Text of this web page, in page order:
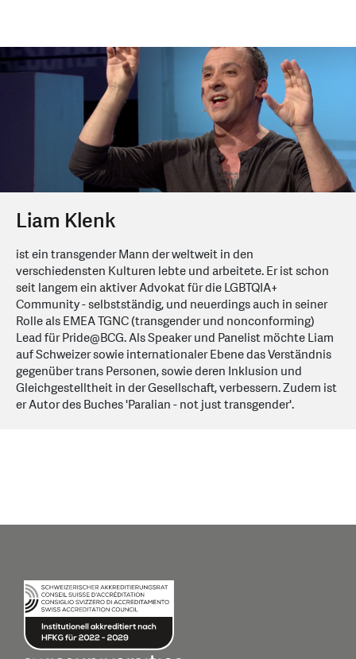
Liam Klenk
ist ein transgender Mann der weltweit in den
verschiedensten Kulturen lebte und arbeitete. Er ist schon
seit langem ein aktiver Advokat für die LGBTQIA+
Community - selbstständig, und neuerdings auch in seiner
Rolle als EMEA TGNC (transgender und nonconforming)
Lead für Pride@BCG. Als Speaker und Panelist möchte Liam
auf Schweizer sowie internationaler Ebene das Verständnis
gegenüber trans Personen, sowie deren Inklusion und
Gleichgestelltheit in der Gesellschaft, verbessern. Zudem ist
er Autor des Buches 'Paralian - not just transgender'.